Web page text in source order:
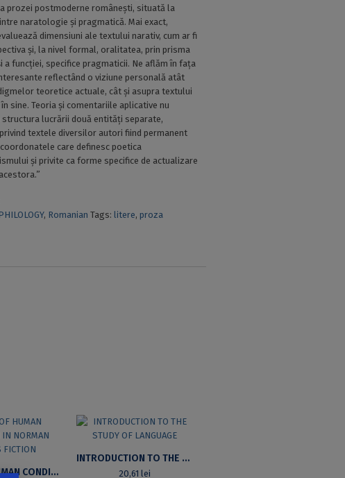
prozei postmoderne românești, situată la
naratologie și pragmatică. Mai exact,
dimensiuni ale textului narativ, cum ar fi
și, la nivel formal, oralitatea, prin prisma
a funcției, specifice pragmaticii. Ne aflăm în fața
reflectând o viziune personală atât
teoretice actuale, cât și asupra textului
sine. Teoria și comentariile aplicative nu
structura lucrării două entități separate,
textele diversilor autori fiind permanent
care definesc poetica
și privite ca forme specifice de actualizare
, Romanian Tags:litere,proza
IMAGE OF HUMAN CONDITION IN NORMAN MANEA’S FICTION
INTRODUCTION TO THE STUDY OF LANGUAGE
20,61 lei